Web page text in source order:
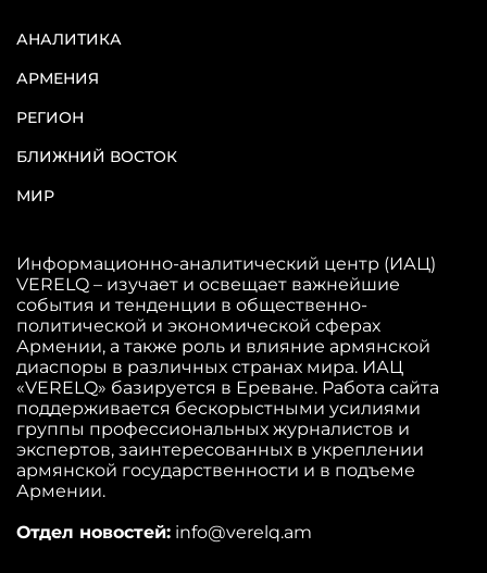
АНАЛИТИКА
АРМЕНИЯ
РЕГИОН
БЛИЖНИЙ ВОСТОК
МИР
Информационно-аналитический центр (ИАЦ)
VERELQ – изучает и освещает важнейшие
события и тенденции в общественно-
политической и экономической сферах
Армении, а также роль и влияние армянской
диаспоры в различных странах мира. ИАЦ
«VERELQ» базируется в Ереване. Работа сайта
поддерживается бескорыстными усилиями
группы профессиональных журналистов и
экспертов, заинтересованных в укреплении
армянской государственности и в подъеме
Армении.
Отдел новостей: info@verelq.am